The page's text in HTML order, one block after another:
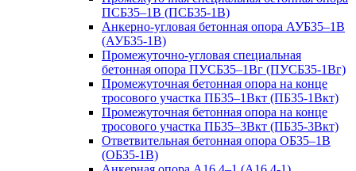
ПСБ35–1В (ПСБ35-1В)
Анкерно-угловая бетонная опора АУБ35–1В
(АУБ35-1В)
Промежуточно-угловая специальная
бетонная опора ПУСБ35–1Вг (ПУСБ35-1Вг)
Промежуточная бетонная опора на конце
тросового участка ПБ35–1Вкт (ПБ35-1Вкт)
Промежуточная бетонная опора на конце
тросового участка ПБ35–3Вкт (ПБ35-3Вкт)
Ответвительная бетонная опора ОБ35–1В
(ОБ35-1В)